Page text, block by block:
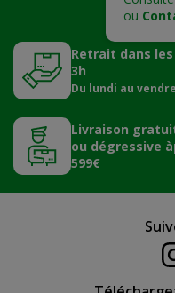
ou
Retrait dans les
3h
Du lundi au
Livraison
ou dégressive
599€